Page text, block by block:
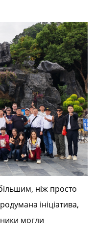
ніж просто
ініціатива,
могли